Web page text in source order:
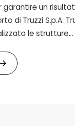
garantire un
di Truzzi S.p.A.
le strutture...